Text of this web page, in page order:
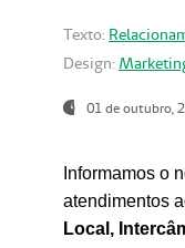
Texto:
Design:
01 de outubro,
Informamos o
atendimentos
Local,